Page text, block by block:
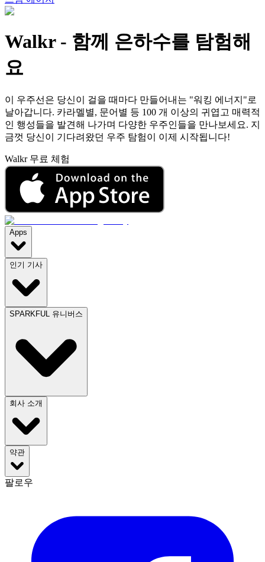
Walkr- 함께 은하수를 탐험해
요
이 우주선은 당신이 걸을 때마다 만들어내는 "워킹 에너지"로
날아갑니다. 카라멜별, 문어별 등 100 개 이상의 귀엽고 매력적
인 행성들을 발견해 나가며 다양한 우주인들을 만나보세요. 지
금껏 당신이 기다려왔던 우주 탐험이 이제 시작됩니다!
Walkr 무료 체험
Apps
인기 기사
SPARKFUL 유니버스
회사 소개
약관
팔로우